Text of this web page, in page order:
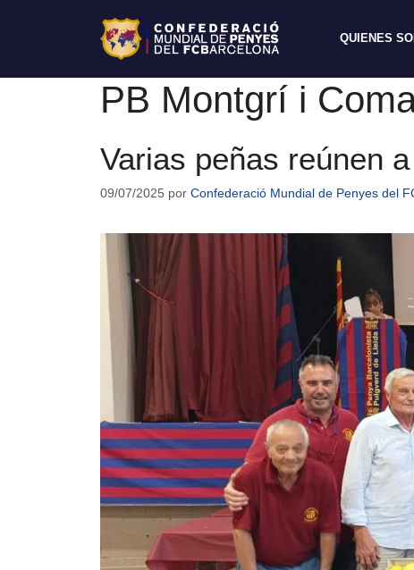
QUIENES
PB Montgrí i
Varias peñas reúnen
09/07/2025 por Confederació Mundial de Penyes del